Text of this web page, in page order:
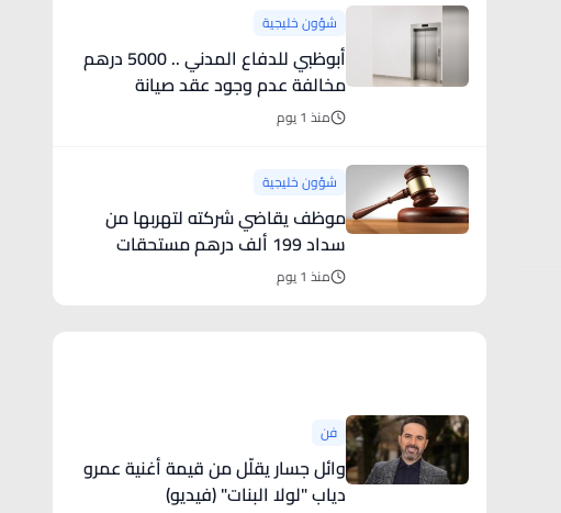
شؤون خليجية
أبوظبي للدفاع المدني .. 5000 درهم
مخالفة عدم وجود عقد صيانة
المصاعد
منذ 1 يوم
شؤون خليجية
موظف يقاضي شركته لتهربها من
سداد 199 ألف درهم مستحقات
منذ 1 يوم
فن
وائل جسار يقلّل من قيمة أغنية عمرو
دياب "لولا البنات" (فيديو)